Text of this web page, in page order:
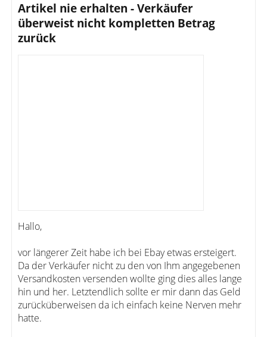
Artikel nie erhalten - Verkäufer
überweist nicht kompletten Betrag
zurück
Hallo,
vor längerer Zeit habe ich bei Ebay etwas ersteigert.
Da der Verkäufer nicht zu den von Ihm angegebenen
Versandkosten versenden wollte ging dies alles lange
hin und her. Letztendlich sollte er mir dann das Geld
zurücküberweisen da ich einfach keine Nerven mehr
hatte.